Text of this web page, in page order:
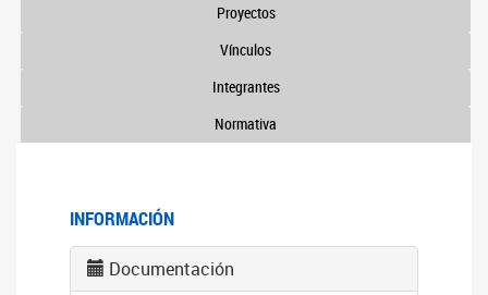
Proyectos
Vínculos
Integrantes
Normativa
INFORMACIÓN
Documentación